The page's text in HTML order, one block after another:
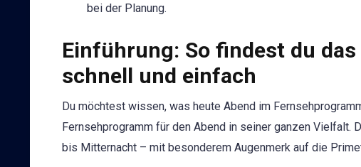
bei der Planung.
Einführung: So findest du
schnell und einfach
Du möchtest wissen, was heute Abend im
Fernsehprogramm für den Abend in seiner ganzen Vielfalt.
bis Mitternacht – mit besonderem Augenmerk auf die